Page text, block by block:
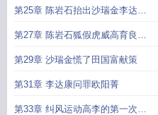
第25章 陈岩石抬出沙瑞金李达康
不粘锅属性发作
第27章 陈岩石狐假虎威高育良礼
貌相对李达康若有所思
第29章 沙瑞金慌了田国富献策
第31章 李达康问罪欧阳菁
第33章 纠风运动高李的第一次合